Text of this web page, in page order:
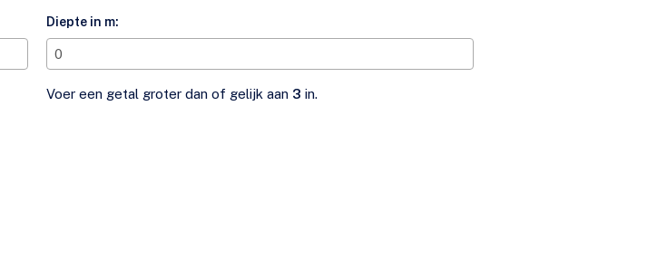
Diepte in m:
Voer een getal groter dan of gelijk aan 3 in.